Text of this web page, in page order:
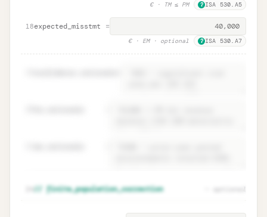
€· TM ≤ PM ? ISA 530.A5
18expected_misstmt =
€· EM · optional ? ISA 530.A7
🔒Parameter rationales · ISA 530.9
documentation
// finite_population_correction — optional